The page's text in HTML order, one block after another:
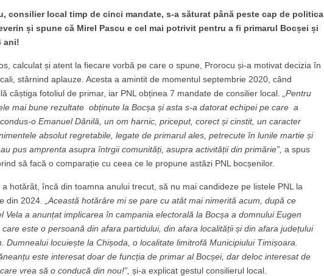
consilier local timp de cinci mandate, s-a săturat până peste cap de politica
și spune că Mirel Pascu e cel mai potrivit pentru a fi primarul Bocșei și
ani!
calculat și atent la fiecare vorbă pe care o spune, Prorocu și-a motivat decizia în
stârnind aplauze. Acesta a amintit de momentul septembrie 2020, când
câștiga fotoliul de primar, iar PNL obținea 7 mandate de consilier local.
Pentru
mai bune rezultate obținute la Bocșa și asta s-a datorat echipei pe care a
o Emanuel Dănilă, un om harnic, priceput, corect și cinstit, un caracter
absolut regretabile, legate de primarul ales, petrecute în lunile martie și
pus amprenta asupra întrgii comunități, asupra activității din primărie”, a spus
să facă o comparație cu ceea ce le propune astăzi PNL bocșenilor.
a hotărât, încă din toamna anului trecut, să nu mai candideze pe listele PNL la
din 2024.
„Această hotărâre mi se pare cu atât mai nimerită acum, după ce
Vela a anunțat implicarea în campania electorală la Bocșa a domnului Eugen
este o persoană din afara partidului, din afara localității și din afara județului
Dumnealui locuiește la Chișoda, o localitate limitrofă Municipiului Timișoara.
este interesat doar de funcția de primar al Bocșei, dar deloc interesat de
vrea să o conducă din nou!”, și-a explicat gestul consilierul local.